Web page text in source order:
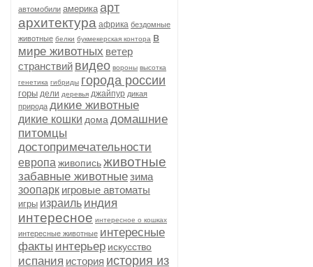
автомобили америка арт
архитектура африка бездомные
животные белки букмекерская контора в
мире животных ветер
странствий видео вороны высотка
генетика гибриды города россии
горы дели деревья джайпур дикая
природа дикие животные
дикие кошки дома домашние
питомцы
достопримечательности
европа живописьживотные
забавные животныезима
зоопарк игровые автоматы
игры израиль индия
интересное интересное о кошках
интересные животные интересные
факты интерьер искусство
испания история история из